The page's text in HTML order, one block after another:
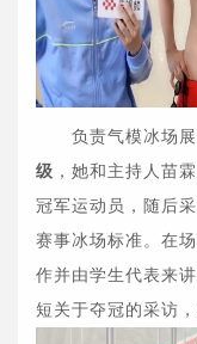
负责气模冰场
级 ，她和主持人苗
冠军运动员，随后
赛事冰场标准。在
作并由学生代表来
短关于夺冠的采访